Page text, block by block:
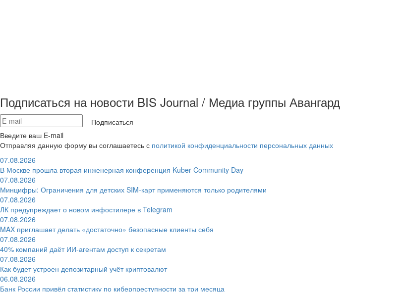
Подписаться на новости BIS Journal / Медиа группы Авангард
Подписаться
Введите ваш E-mail
Отправляя данную форму вы соглашаетесь с политикой конфиденциальности персональных данных
07.08.2026
В Москве прошла вторая инженерная конференция Kuber Community Day
07.08.2026
Минцифры: Ограничения для детских SIM-карт применяются только родителями
07.08.2026
ЛК предупреждает о новом инфостилере в Telegram
07.08.2026
MAX приглашает делать «достаточно» безопасные клиенты себя
07.08.2026
40% компаний даёт ИИ‑агентам доступ к секретам
07.08.2026
Как будет устроен депозитарный учёт криптовалют
06.08.2026
Банк России привёл статистику по киберпреступности за три месяца